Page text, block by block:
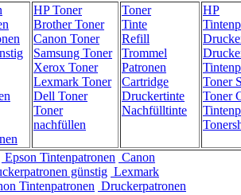
HP Toner
Brother Toner
Canon Toner
Samsung Toner
Xerox Toner
Lexmark Toner
Dell Toner
Toner
nachfüllen
Toner
Tinte
Refill
Trommel
Patronen
Cartridge
Druckertinte
Nachfülltinte
HP
Toner
Toner
Epson Tintenpatronen Canon
günstig Lexmark
Tintenpatronen Druckerpatronen